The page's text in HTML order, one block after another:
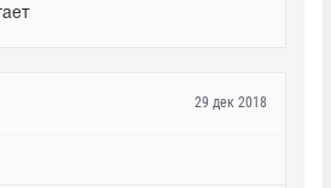
29 дек 2018